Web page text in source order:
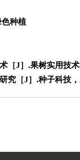
种植
［J］.果树实用技
究［J］.种子科技